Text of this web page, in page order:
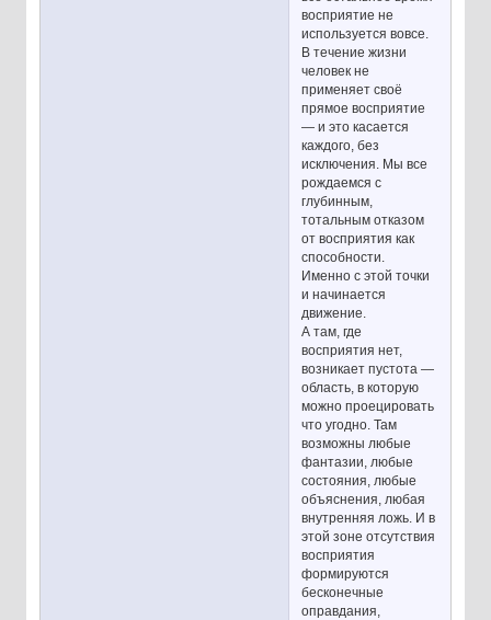
восприятие не
используется вовсе.
В течение жизни
человек не
применяет своё
прямое восприятие
— и это касается
каждого, без
исключения. Мы все
рождаемся с
глубинным,
тотальным отказом
от восприятия как
способности.
Именно с этой точки
и начинается
движение.
А там, где
восприятия нет,
возникает пустота —
область, в которую
можно проецировать
что угодно. Там
возможны любые
фантазии, любые
состояния, любые
объяснения, любая
внутренняя ложь. И в
этой зоне отсутствия
восприятия
формируются
бесконечные
оправдания,